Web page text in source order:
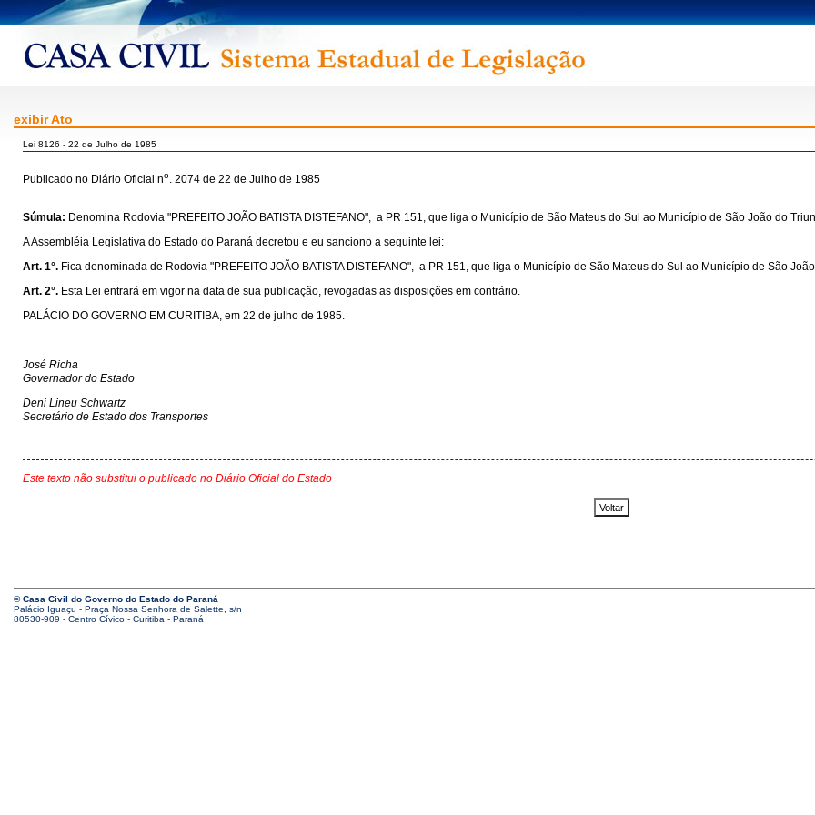
exibir Ato
Lei 8126 - 22 de Julho de 1985
Publicado no Diário Oficial no. 2074 de 22 de Julho de 1985
Súmula: Denomina Rodovia "PREFEITO JOÃO BATISTA DISTEFANO", a PR 151, que liga o Município de São Mateus do Sul ao Município de São João do
A Assembléia Legislativa do Estado do Paraná decretou e eu sanciono a seguinte lei:
Art. 1°. Fica denominada de Rodovia "PREFEITO JOÃO BATISTA DISTEFANO", a PR 151, que liga o Município de São Mateus do Sul ao Município de São
Art. 2°. Esta Lei entrará em vigor na data de sua publicação, revogadas as disposições em contrário.
PALÁCIO DO GOVERNO EM CURITIBA, em 22 de julho de 1985.
José Richa
Governador do Estado
Deni Lineu Schwartz
Secretário de Estado dos Transportes
Este texto não substitui o publicado no Diário Oficial do Estado
© Casa Civil do Governo do Estado do Paraná
Palácio Iguaçu - Praça Nossa Senhora de Salette, s/n
80530-909 - Centro Cívico - Curitiba - Paraná